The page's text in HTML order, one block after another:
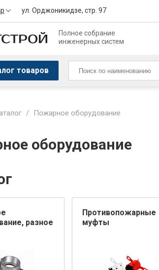
ул. Орджоникидзе, стр. 97
Полное собрание
инженерных систем
товаров
/ Пожарное оборудование
оборудование
разное
Противопожарные
муфты